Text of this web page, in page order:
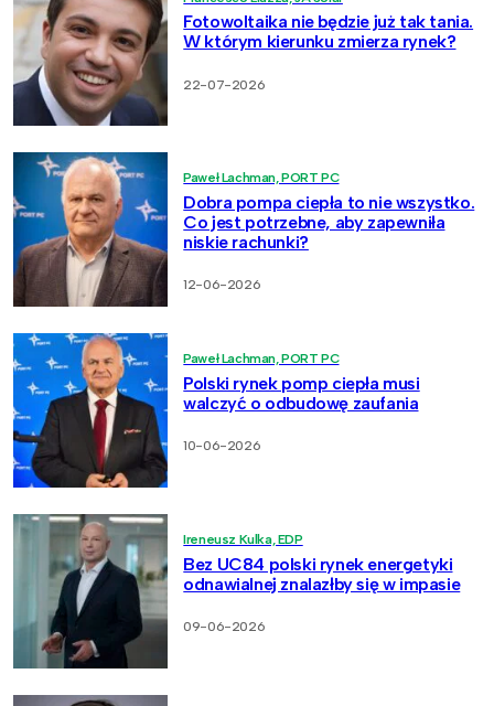
Fotowoltaika nie będzie już tak tania.
W którym kierunku zmierza rynek?
22-07-2026
Paweł Lachman, PORT PC
Dobra pompa ciepła to nie wszystko.
Co jest potrzebne, aby zapewniła
niskie rachunki?
12-06-2026
Paweł Lachman, PORT PC
Polski rynek pomp ciepła musi
walczyć o odbudowę zaufania
10-06-2026
Ireneusz Kulka, EDP
Bez UC84 polski rynek energetyki
odnawialnej znalazłby się w impasie
09-06-2026